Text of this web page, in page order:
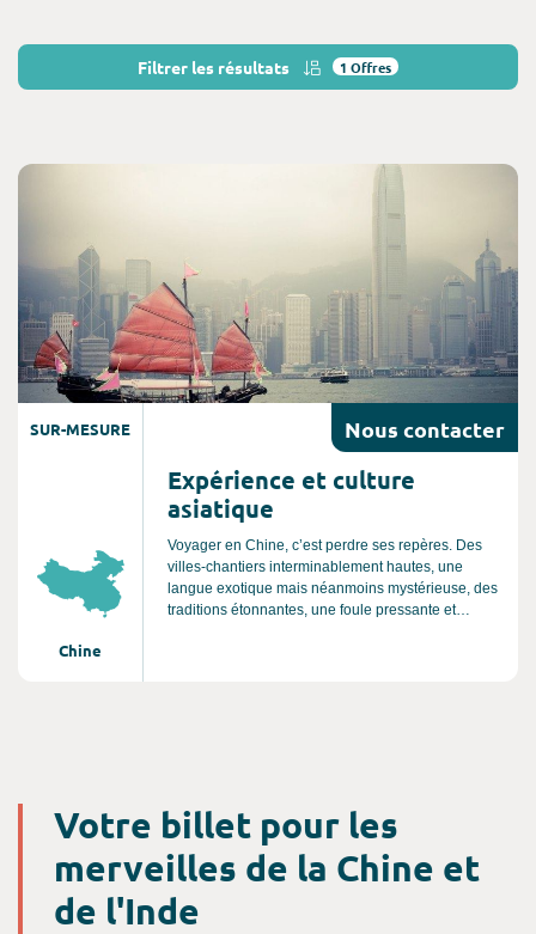
Filtrer les résultats 1 Offres
SUR-MESURE
Chine
Nous contacter
Expérience et culture
asiatique
Voyager en Chine, c’est perdre ses repères. Des
villes-chantiers interminablement hautes, une
langue exotique mais néanmoins mystérieuse, des
traditions étonnantes, une foule pressante et
Consultez l'offre de voyage
Votre billet pour les
merveilles de la Chine et
de l'Inde